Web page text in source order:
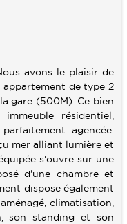
avons le plaisir de
de type 2
gare (500M). Ce bien
résidentiel,
agencée.
mer alliant lumière et
s'ouvre sur une
d'une chambre et
dispose également
climatisation,
son standing et son